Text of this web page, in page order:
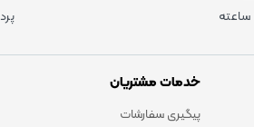
خدمات مشتریان
پیگیری سفارشات